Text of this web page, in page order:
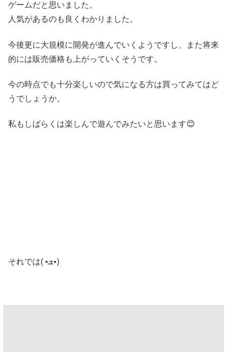
ゲームだと思いました。
人気があるのも良くわかりました。
今後更に大規模に開発が進んでいくようですし、また将来
的には販売価格も上がっていくそうです。
今の時点でも十分楽しいので気になる方は買ってみてはど
うでしょうか。
私もしばらくは楽しんで遊んでみたいと思います😊
それでは( •ܫ•)